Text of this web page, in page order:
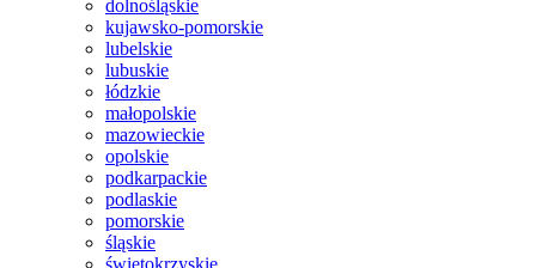
dolnośląskie
kujawsko-pomorskie
lubelskie
lubuskie
łódzkie
małopolskie
mazowieckie
opolskie
podkarpackie
podlaskie
pomorskie
śląskie
świętokrzyskie